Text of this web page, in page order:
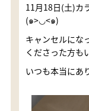
11月18日(土)カ
(๑>◡<๑)
キャンセルにな
くださった方も
いつも本当にあ